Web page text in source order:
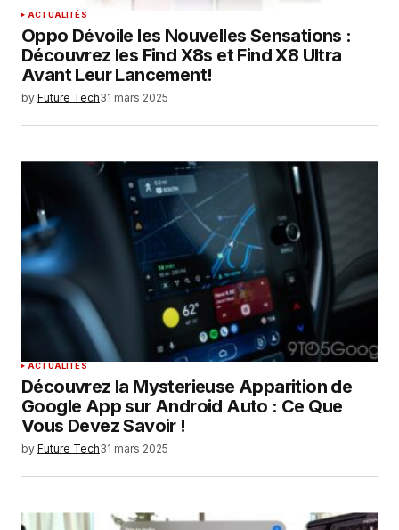
ACTUALITÉS
Oppo Dévoile les Nouvelles Sensations :
Découvrez les Find X8s et Find X8 Ultra
Avant Leur Lancement!
by Future Tech31 mars 2025
ACTUALITÉS
Découvrez la Mysterieuse Apparition de
Google App sur Android Auto : Ce Que
Vous Devez Savoir !
by Future Tech31 mars 2025